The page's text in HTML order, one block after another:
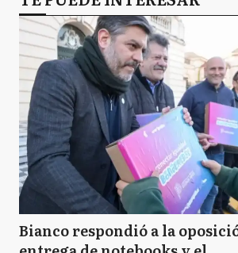
Bianco respondió a la